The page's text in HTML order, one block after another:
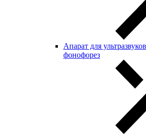
Апарат для
фонофорез